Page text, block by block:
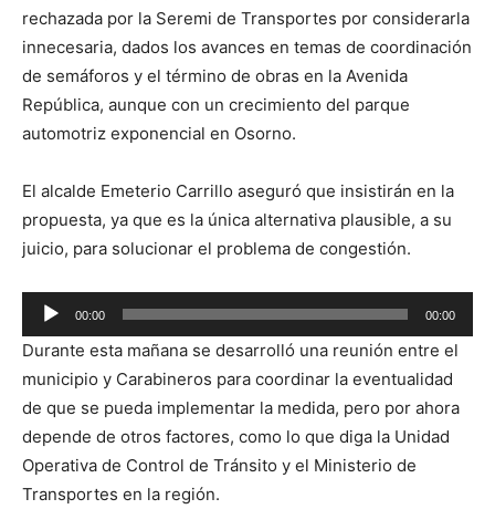
rechazada por la Seremi de Transportes por considerarla
innecesaria, dados los avances en temas de coordinación
de semáforos y el término de obras en la Avenida
República, aunque con un crecimiento del parque
automotriz exponencial en Osorno.
El alcalde Emeterio Carrillo aseguró que insistirán en la
propuesta, ya que es la única alternativa plausible, a su
juicio, para solucionar el problema de congestión.
Reproductor
de
audio
00:00 00:00
Durante esta mañana se desarrolló una reunión entre el
municipio y Carabineros para coordinar la eventualidad
de que se pueda implementar la medida, pero por ahora
depende de otros factores, como lo que diga la Unidad
Operativa de Control de Tránsito y el Ministerio de
Transportes en la región.